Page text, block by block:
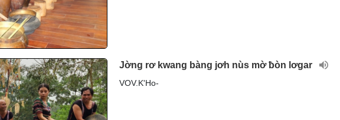
Jờng rơ kwang bàng jơh nùs mờ ƀòn lơgar
VOV.K'Ho-